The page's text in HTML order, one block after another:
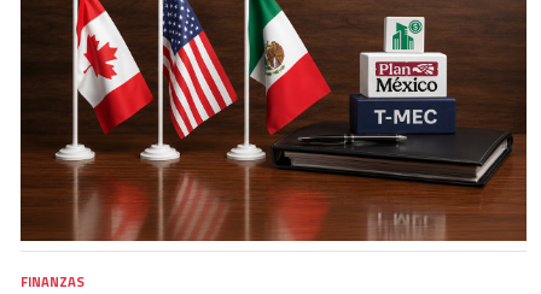
FINANZAS